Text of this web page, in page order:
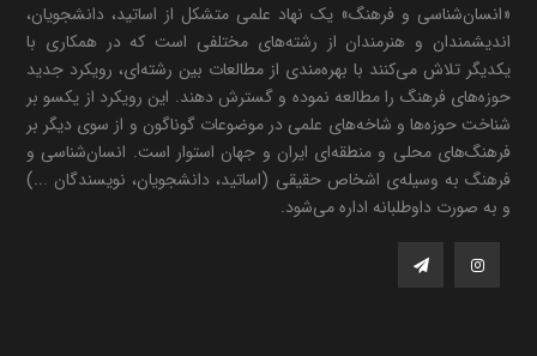
«انسان‌شناسی و فرهنگ» یک نهاد علمی متشکل از اساتید، دانشجویان،
اندیشمندان و هنرمندان از رشته‌های مختلفی است که در همکاری با
یکدیگر تلاش می‌کنند با بهره‌مندی از مطالعات بین رشته‌ای، رویکرد جدید
حوزه‌های فرهنگ را مطالعه نموده و گسترش دهند. این رویکرد از یکسو بر
شناخت حوزه‌ها و شاخه‌های علمی در موضوعات گوناگون و از سوی دیگر بر
فرهنگ‌های محلی و منطقه‌ای ایران و جهان استوار است. انسان‌شناسی و
فرهنگ به وسیله‌ی اشخاص حقیقی (اساتید، دانشجویان، نویسندگان ...)
و به صورت داوطلبانه اداره می‌شود.